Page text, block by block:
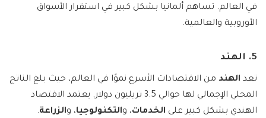
في العالم. تساهم ألمانيا بشكل كبير في استقرار الأسواق
الأوروبية والعالمية.
5. الهند
تعد الهند من الاقتصادات الأسرع نموًا في العالم، حيث بلغ الناتج
المحلي الإجمالي لها حوالي 3.5 تريليون دولار. يعتمد الاقتصاد
الهندي بشكل كبير على الخدمات، والتكنولوجيا، والزراعة.